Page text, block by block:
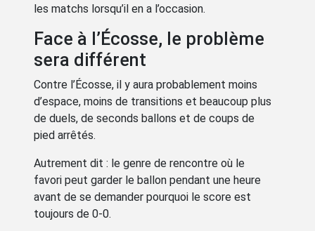
les matchs lorsqu’il en a l’occasion.
Face à l’Écosse, le problème
sera différent
Contre l’Écosse, il y aura probablement moins
d’espace, moins de transitions et beaucoup plus
de duels, de seconds ballons et de coups de
pied arrêtés.
Autrement dit : le genre de rencontre où le
favori peut garder le ballon pendant une heure
avant de se demander pourquoi le score est
toujours de 0-0.